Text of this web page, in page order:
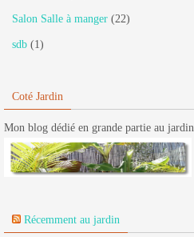
Salon Salle à manger (22)
sdb (1)
Coté Jardin
Mon blog dédié en grande partie au jardin
Récemment au jardin